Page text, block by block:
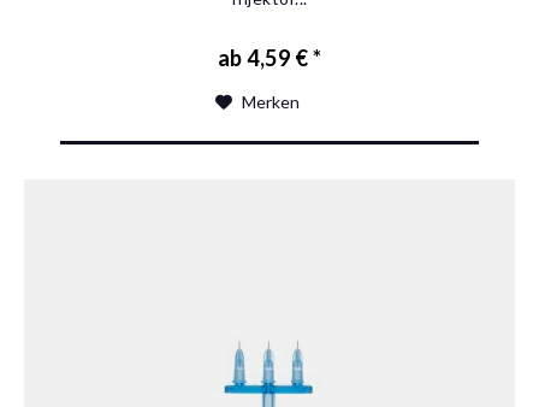
ab 4,59 € *
Merken